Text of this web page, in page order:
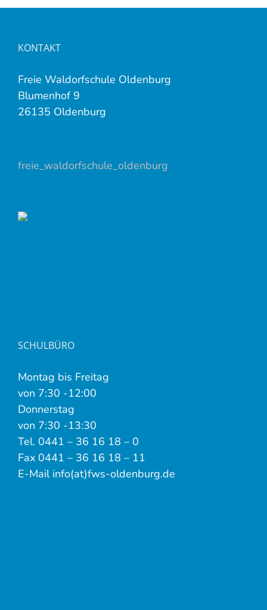
KONTAKT
Freie Waldorfschule Oldenburg
Blumenhof 9
26135 Oldenburg
freie_waldorfschule_oldenburg
SCHULBÜRO
Montag bis Freitag
von 7:30 -12:00
Donnerstag
von 7:30 -13:30
Tel. 0441 – 36 16 18 – 0
Fax 0441 – 36 16 18 – 11
E-Mail info(at)fws-oldenburg.de